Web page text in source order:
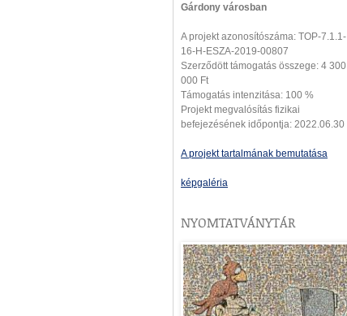
Gárdony városban
A projekt azonosítószáma: TOP-7.1.1-
16-H-ESZA-2019-00807
Szerződött támogatás összege: 4 300
000 Ft
Támogatás intenzitása: 100 %
Projekt megvalósítás fizikai
befejezésének időpontja: 2022.06.30
A projekt tartalmának bemutatása
képgaléria
NYOMTATVÁNYTÁR